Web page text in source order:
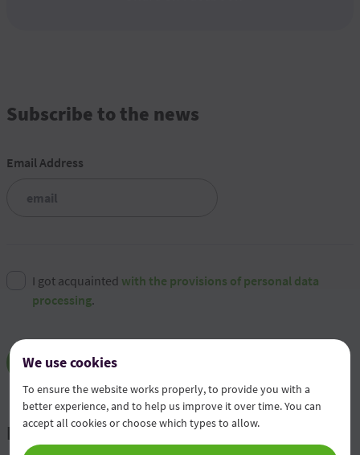
Subscribe to the news
Email Address
I got acquainted with the provisions of personal data
processing.
Subscribe
News and events
We use cookies
To ensure the website works properly, to provide you with a
better experience, and to help us improve it over time. You can
accept all cookies or choose which types to allow.